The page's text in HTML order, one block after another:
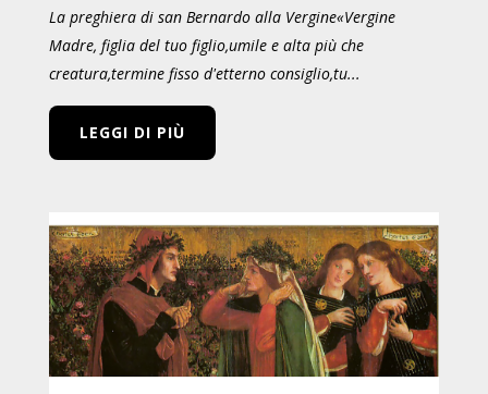
La preghiera di san Bernardo alla Vergine«Vergine
Madre, figlia del tuo figlio,umile e alta più che
creatura,termine fisso d'etterno consiglio,tu...
LEGGI DI PIÙ